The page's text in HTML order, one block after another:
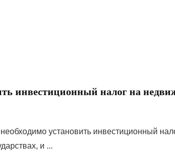
инвестиционный налог на
установить инвестиционный
и ...